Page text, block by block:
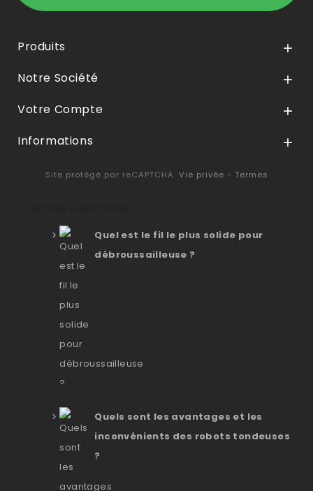
Produits 
Notre Société 
Votre Compte 
Informations 
Site protégé par reCAPTCHA. Vie privée - Termes
Quel est le fil le plus solide pour
débroussailleuse ?
Quels sont les avantages et les
inconvénients des robots tondeuses
?